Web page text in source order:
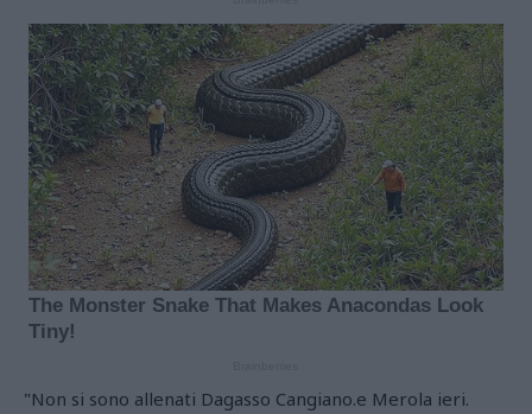
"Non si sono allenati Dagasso Cangiano.e Merola ieri.